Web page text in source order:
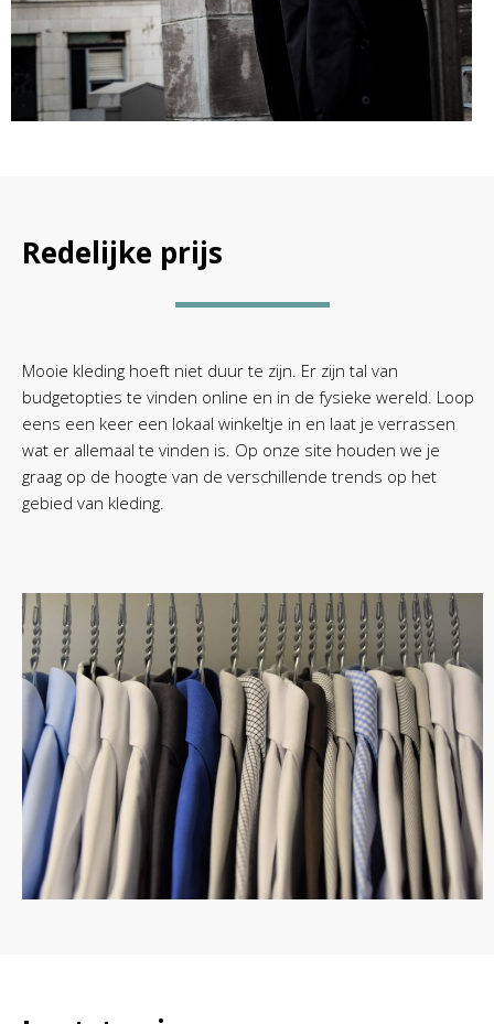
Redelijke prijs
Mooie kleding hoeft niet duur te zijn. Er zijn tal van
budgetopties te vinden online en in de fysieke wereld. Loop
eens een keer een lokaal winkeltje in en laat je verrassen
wat er allemaal te vinden is. Op onze site houden we je
graag op de hoogte van de verschillende trends op het
gebied van kleding.